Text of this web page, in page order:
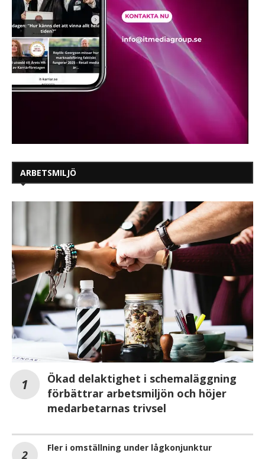
ARBETSMILJÖ
Ökad delaktighet i schemaläggning
förbättrar arbetsmiljön och höjer
medarbetarnas trivsel
Fler i omställning under lågkonjunktur